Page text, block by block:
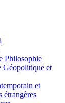
Philosophie
Géopolitique et
et
étrangères